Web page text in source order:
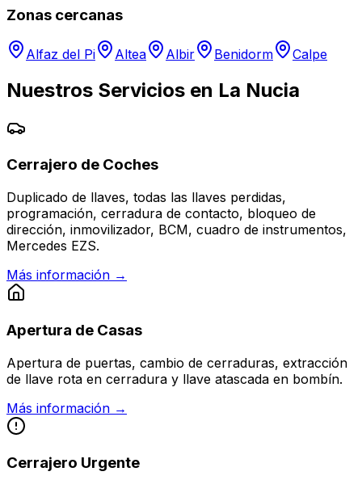
Zonas cercanas
Alfaz del Pi Altea Albir Benidorm Calpe
Nuestros Servicios en La Nucia
Cerrajero de Coches
Duplicado de llaves, todas las llaves perdidas,
programación, cerradura de contacto, bloqueo de
dirección, inmovilizador, BCM, cuadro de instrumentos,
Mercedes EZS.
Más información →
Apertura de Casas
Apertura de puertas, cambio de cerraduras, extracción
de llave rota en cerradura y llave atascada en bombín.
Más información →
Cerrajero Urgente